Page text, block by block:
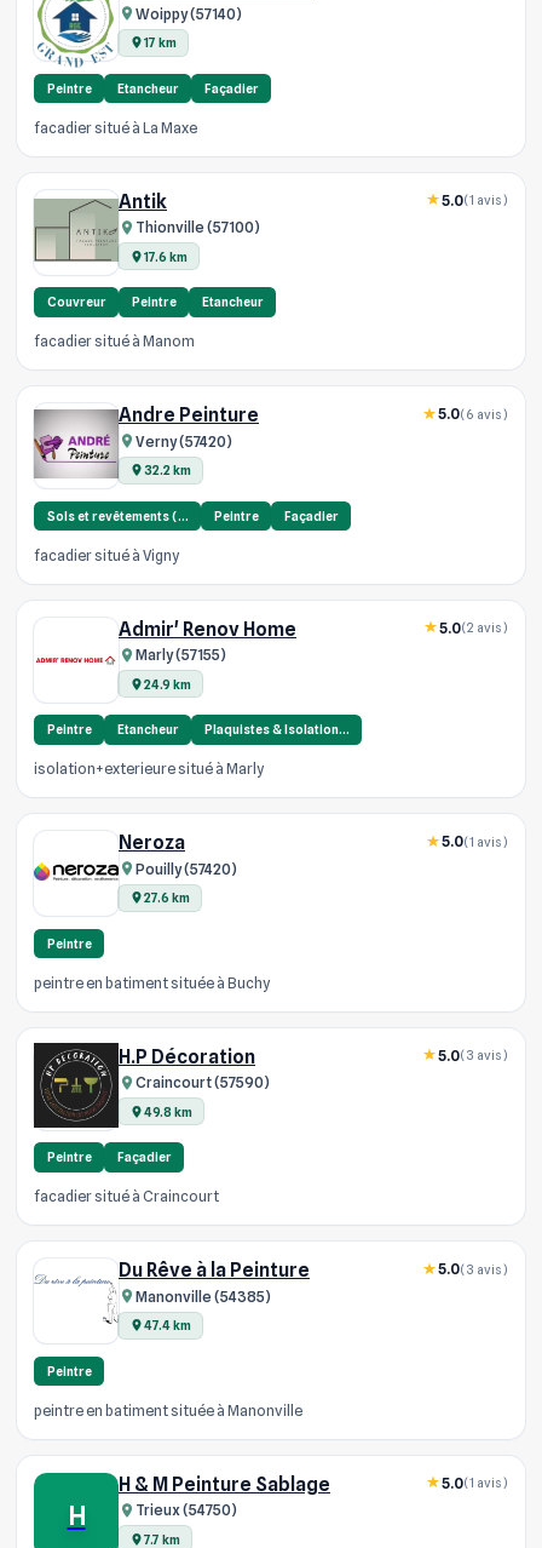
Woippy (57140)
17 km
Peintre Etancheur Façadier
facadier situé à La Maxe
Antik
Thionville (57100)
17.6 km
5.0(1 avis)
Couvreur Peintre Etancheur
facadier situé à Manom
Andre Peinture
Verny (57420)
32.2 km
5.0(6 avis)
Sols et revêtements (… Peintre Façadier
facadier situé à Vigny
Admir' Renov Home
Marly (57155)
24.9 km
5.0(2 avis)
Peintre Etancheur Plaquistes & Isolation…
isolation+exterieure situé à Marly
Neroza
Pouilly (57420)
27.6 km
5.0(1 avis)
Peintre
peintre en batiment située à Buchy
H.P Décoration
Craincourt (57590)
49.8 km
5.0(3 avis)
Peintre Façadier
facadier situé à Craincourt
Du Rêve à la Peinture
Manonville (54385)
47.4 km
5.0(3 avis)
Peintre
peintre en batiment située à Manonville
H
H & M Peinture Sablage
Trieux (54750)
7.7 km
5.0(1 avis)